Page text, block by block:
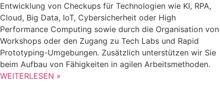
Entwicklung von Checkups für Technologien wie KI, RPA,
Cloud, Big Data, IoT, Cybersicherheit oder High
Performance Computing sowie durch die Organisation von
Workshops oder den Zugang zu Tech Labs und Rapid
Prototyping-Umgebungen. Zusätzlich unterstützen wir Sie
beim Aufbau von Fähigkeiten in agilen Arbeitsmethoden.
WEITERLESEN »